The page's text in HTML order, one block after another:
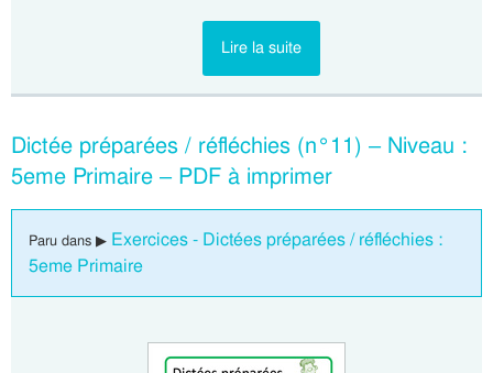
Lire la suite
Dictée préparées / réfléchies (n°11) – Niveau :
5eme Primaire – PDF à imprimer
Paru dans ▶ Exercices - Dictées préparées / réfléchies :
5eme Primaire